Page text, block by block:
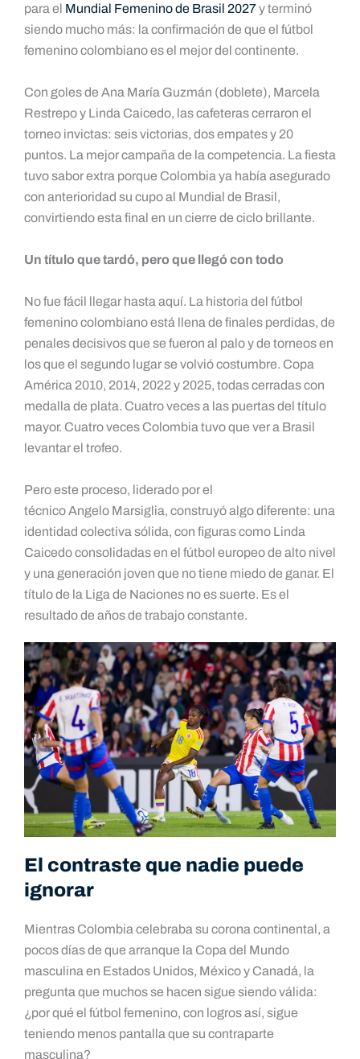
para el Mundial Femenino de Brasil 2027y terminó
siendo mucho más: la confirmación de que el fútbol
femenino colombiano es el mejor del continente.
Con goles de Ana María Guzmán (doblete), Marcela
Restrepo y Linda Caicedo, las cafeteras cerraron el
torneo invictas: seis victorias, dos empates y 20
puntos. La mejor campaña de la competencia. La fiesta
tuvo sabor extra porque Colombia ya había asegurado
con anterioridad su cupo al Mundial de Brasil,
convirtiendo esta final en un cierre de ciclo brillante.
Un título que tardó, pero que llegó con todo
No fue fácil llegar hasta aquí. La historia del fútbol
femenino colombiano está llena de finales perdidas, de
penales decisivos que se fueron al palo y de torneos en
los que el segundo lugar se volvió costumbre. Copa
América 2010, 2014, 2022 y 2025, todas cerradas con
medalla de plata. Cuatro veces a las puertas del título
mayor. Cuatro veces Colombia tuvo que ver a Brasil
levantar el trofeo.
Pero este proceso, liderado por el
técnico Angelo Marsiglia, construyó algo diferente: una
identidad colectiva sólida, con figuras como Linda
Caicedo consolidadas en el fútbol europeo de alto nivel
y una generación joven que no tiene miedo de ganar. El
título de la Liga de Naciones no es suerte. Es el
resultado de años de trabajo constante.
El contraste que nadie puede
ignorar
Mientras Colombia celebraba su corona continental, a
pocos días de que arranque la Copa del Mundo
masculina en Estados Unidos, México y Canadá, la
pregunta que muchos se hacen sigue siendo válida:
¿por qué el fútbol femenino, con logros así, sigue
teniendo menos pantalla que su contraparte
masculina?